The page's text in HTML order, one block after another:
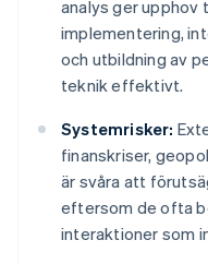
analys ger upphov
implementering,
och utbildning av
teknik effektivt.
Systemrisker:
finanskriser,
är svåra att
eftersom de ofta
interaktioner som